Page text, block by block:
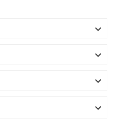



